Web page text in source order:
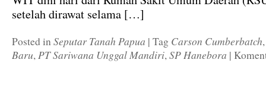
setelah dirawat selama […]
Posted inSeputar Tanah Papua | Tag Carson Cumberbatch
Baru,PT Sariwana Unggal Mandiri,SP Hanebora |